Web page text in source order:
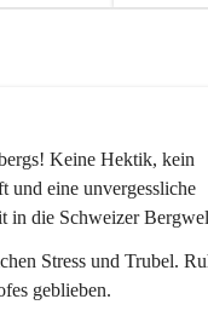
Keine Hektik, kein
und eine unvergessliche
in die Schweizer
Stress und Trubel.
geblieben.